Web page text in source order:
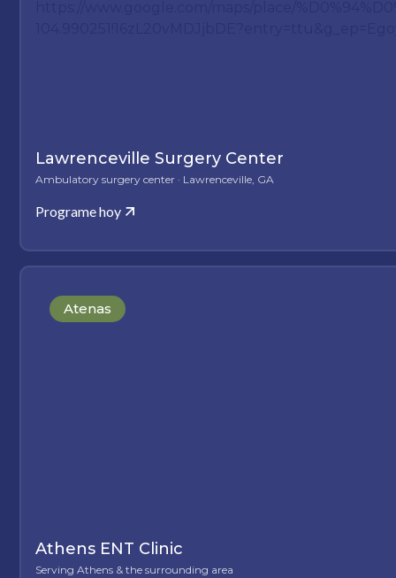
Lawrenceville Surgery Center
Ambulatory surgery center · Lawrenceville, GA
Programe hoy
Atenas
Athens ENT Clinic
Serving Athens & the surrounding area